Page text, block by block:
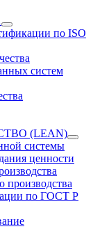
по ISO
систем
(LEAN)
системы
ценности
производства
по ГОСТ Р